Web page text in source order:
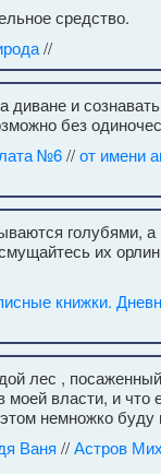
средство.
//
диване и
без
№6//от имени
голубями, а
их
книжки.
лес ,
власти, и что
немножко буду
Ваня //Астров